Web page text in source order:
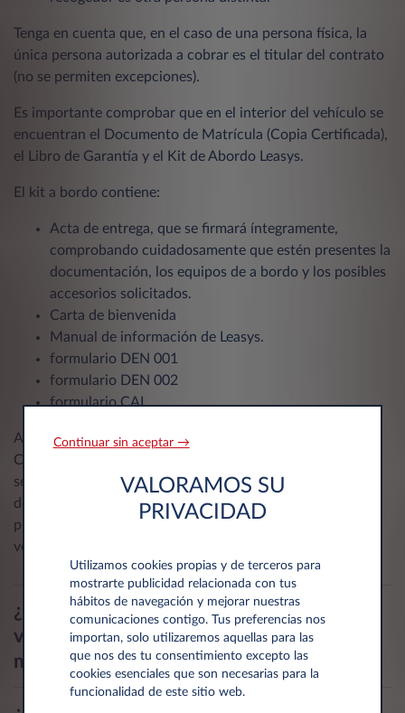
Tenga en cuenta que, en el caso de una persona física, la
única persona autorizada a cobrar es el titular del contrato
(no se permiten excepciones).
Es importante comprobar que en el interior del vehículo se
encuentran el Documento de Matrícula (Copia Certificada),
el Libro de Garantía y el Kit de Abordo Leasys.
El kit a bordo contiene:
Acta de entrega, que se firmará íntegramente,
comprobando cuidadosamente que estén presentes la
documentación, los equipos de a bordo y los posibles
accesorios solicitados.
Carta de bienvenida
Manual de información de Leasys.
formulario DEN 001
formulario DEN 002
formulario CAI
Al recoger el vehículo será necesario estar en posesión del
Certificado de Seguro. En el caso de que la cobertura del
seguro la proporcione Leasys, el documento estará dentro
del kit de abordo. En caso contrario, será necesario
presentar el certificado del seguro para poder recoger el
vehículo.
¿Qué hacer si una vez recogido el
vehículo descubres que no está el
manual de información de Leasys?
Continuar sin aceptar →
VALORAMOS SU
PRIVACIDAD
Utilizamos cookies propias y de terceros para
mostrarte publicidad relacionada con tus
hábitos de navegación y mejorar nuestras
comunicaciones contigo. Tus preferencias nos
importan, solo utilizaremos aquellas para las
que nos des tu consentimiento excepto las
cookies esenciales que son necesarias para la
funcionalidad de este sitio web.